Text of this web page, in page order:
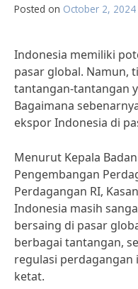
Posted on October 2, 2024
Indonesia memiliki
pasar global. Namun,
tantangan-tantangan
Bagaimana
ekspor Indonesia di
Menurut Kepala
Pengembangan
Perdagangan RI,
Indonesia masih
bersaing di pasar
berbagai tantangan,
regulasi perdagangan
ketat.